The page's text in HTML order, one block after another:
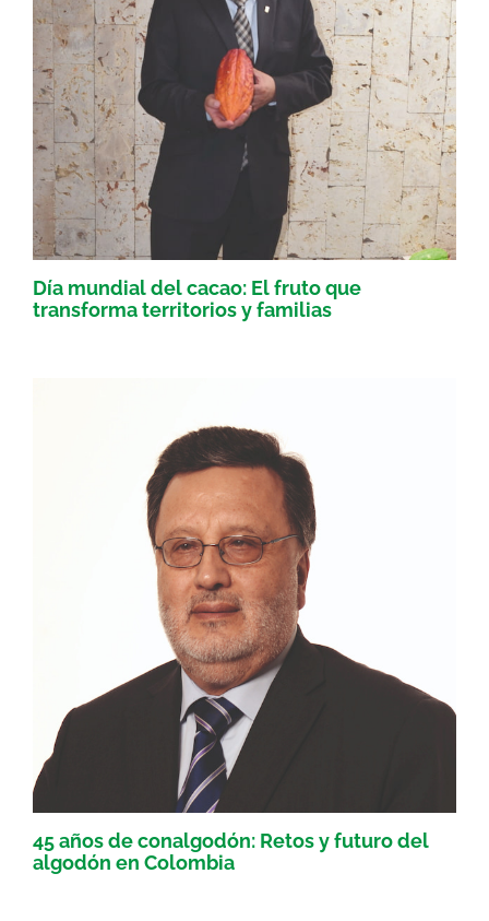
Día mundial del cacao: El fruto que
transforma territorios y familias
45 años de conalgodón: Retos y futuro del
algodón en Colombia